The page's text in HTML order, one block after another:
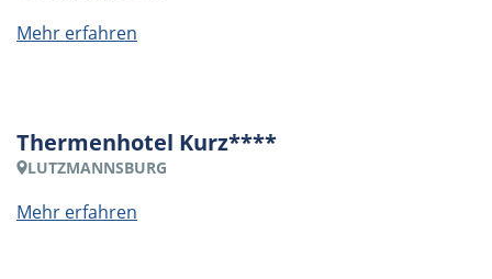
Mehr erfahren
Thermenhotel Kurz****
LUTZMANNSBURG
Mehr erfahren